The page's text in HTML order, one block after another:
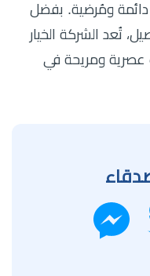
دائمة ومُرضية. بفضل
تُعد الشركة الخيار
عصرية ومريحة في
تويتر